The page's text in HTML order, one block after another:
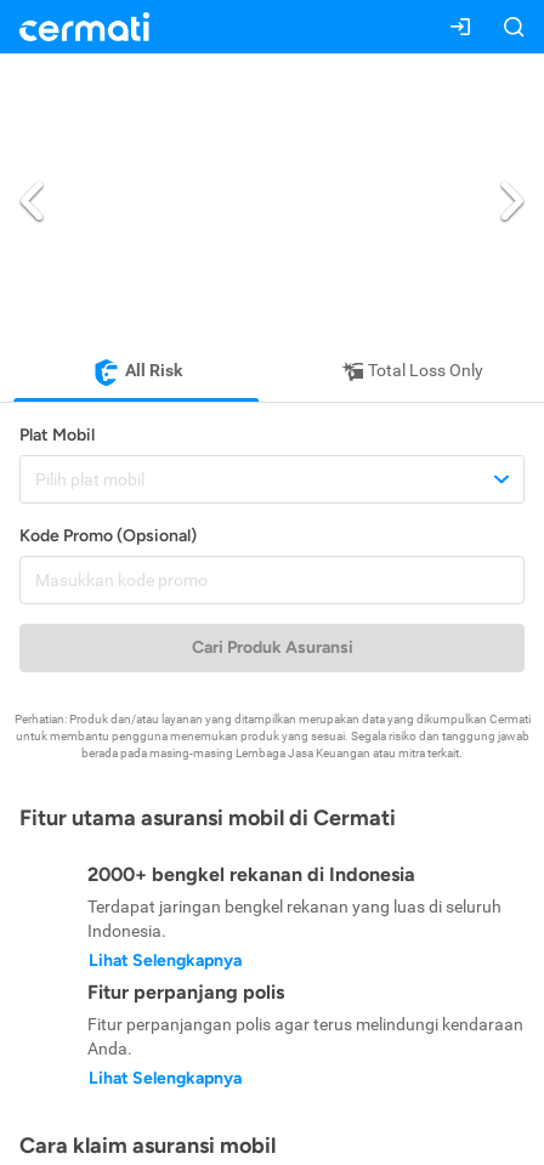
All Risk Total Loss Only
Plat Mobil
Pilih plat mobil
Kode Promo (Opsional)
Cari Produk Asuransi
Perhatian: Produk dan/atau layanan yang ditampilkan merupakan data yang dikumpulkan Cermati
untuk membantu pengguna menemukan produk yang sesuai. Segala risiko dan tanggung jawab
berada pada masing-masing Lembaga Jasa Keuangan atau mitra terkait.
Fitur utama asuransi mobil di Cermati
2000+ bengkel rekanan di Indonesia
Terdapat jaringan bengkel rekanan yang luas di seluruh
Indonesia.
Lihat Selengkapnya
Fitur perpanjang polis
Fitur perpanjangan polis agar terus melindungi kendaraan
Anda.
Lihat Selengkapnya
Cara klaim asuransi mobil